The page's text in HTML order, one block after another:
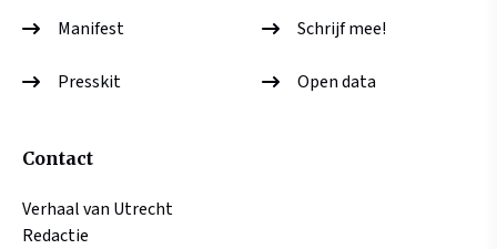
Manifest Schrijf mee!
Presskit Open data
Contact
Verhaal van Utrecht
Redactie